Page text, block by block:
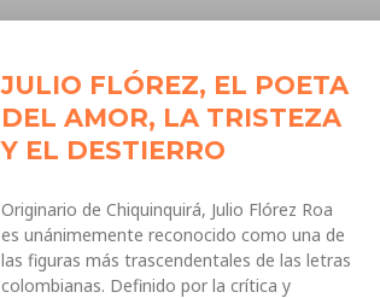
JULIO FLÓREZ, EL POETA
DEL AMOR, LA TRISTEZA
Y EL DESTIERRO
Originario de Chiquinquirá, Julio Flórez Roa
es unánimemente reconocido como una de
las figuras más trascendentales de las letras
colombianas. Definido por la crítica y